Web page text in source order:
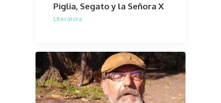
Piglia, Segato y la Señora X
Literatura